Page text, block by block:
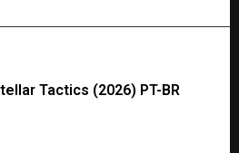
Tactics (2026) PT-BR